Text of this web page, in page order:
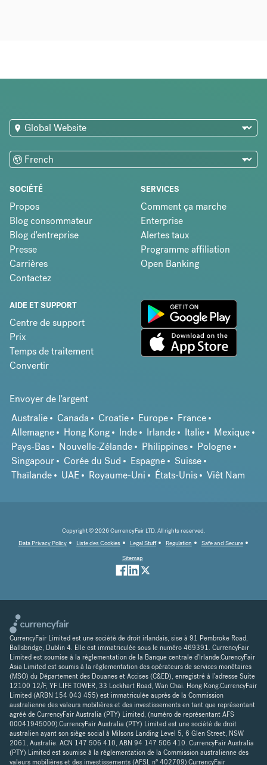
SOCIÉTÉ
Propos
Blog consommateur
Blog d'entreprise
Presse
Carrières
Contactez
SERVICES
Comment ça marche
Enterprise
Alertes taux
Programme affiliation
Open Banking
AIDE ET SUPPORT
Centre de support
Prix
Temps de traitement
Convertir
Envoyer de l'argent
Australie
Canada Croatie Europe
France
Allemagne
Hong Kong Inde Irlande Italie
Mexique
Pays-Bas
Nouvelle-Zélande Philippines
Pologne
Singapour
Corée du Sud Espagne
Suisse
Thaïlande
UAE Royaume-Uni États-Unis Viêt Nam
Copyright © 2026 CurrencyFair LTD. All rights reserved.
Data Privacy Policy
Liste des Cookies Legal Stuff Regulation
Safe and Secure
Sitemap
CurrencyFair Limited est une société de droit irlandais, sise à 91 Pembroke Road,
Ballsbridge, Dublin 4. Elle est immatriculée sous le numéro 469391. CurrencyFair
Limited est soumise à la réglementation de la Banque centrale d'Irlande.CurencyFair
Asia Limited est soumis à la réglementation des opérateurs de services monétaires
(MSO) du Département des Douanes et Accises (C&ED), enregistré à l'adresse Suite
12100 12/F, YF LIFE TOWER, 33 Lockhart Road, Wan Chai. Hong Kong.CurrencyFair
Limited (ARBN 154 043 455) est immatriculée auprès de la Commission
australienne des valeurs mobilières et des investissements en tant que représentant
agréé de CurrencyFair Australia (PTY) Limited, (numéro de représentant AFS
00041945000).CurrencyFair Australia (PTY) Limited est une société de droit
australien ayant son siège social à Milsons Landing Level 5, 6 Glen Street, NSW
2061, Australie. ACN 147 506 410, ABN 94 147 506 410. CurrencyFair Australia
(PTY) Limited est soumise à la réglementation de la Commission australienne des
valeurs mobilières et des investissements (AFSL n° 402709).CurrencyFair